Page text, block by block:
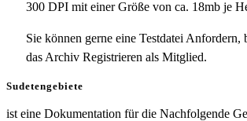
300 DPI mit einer Größe von ca. 18mb je
Sie können gerne eine Testdatei Anfordern,
das Archiv Registrieren als Mitglied.
Sudetengebiete
ist eine Dokumentation für die Nachfolgende